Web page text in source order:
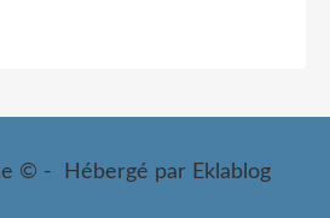
© - Hébergé par Eklablog